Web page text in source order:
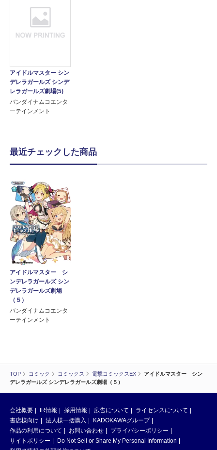
TOP コミック コミックス 電撃コミックスEX
アイドルマスター シン
デレラガールズ シンデレラガールズ劇場（５）
アイドルマスター シン
デレラガールズ シンデ
レラガールズ劇場(5)
バンダイナムコエンタ
ーテインメント
最近チェックした商品
アイドルマスター シ
ンデレラガールズ シン
デレラガールズ劇場
（５）
バンダイナムコエンタ
ーテインメント
会社概要 IR情報 採用情報 広告について
ライセンスについて
書店様向け
法人様一括購入
KADOKAWAグループ
作品の利用について
お問い合わせ
プライバシーポリシー
サイトポリシー
Do Not Sell or Share My Personal Information